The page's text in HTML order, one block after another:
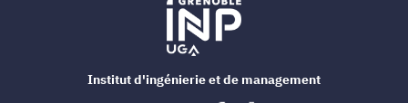
Institut d'ingénierie et de management